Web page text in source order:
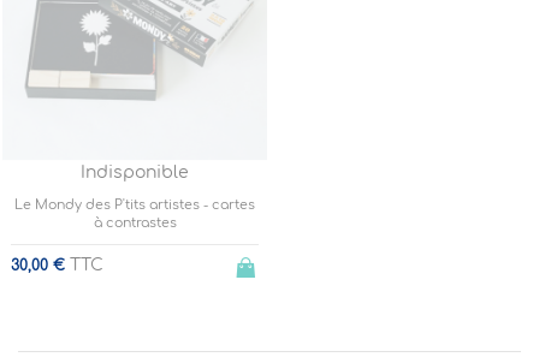
Indisponible
Le Mondy des P'tits artistes - cartes
à contrastes
30,00 € TTC